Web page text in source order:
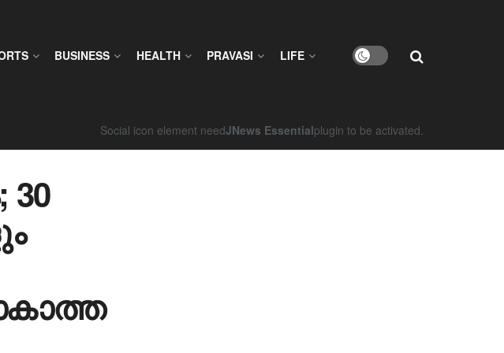
BUSINESS HEALTH PRAVASI LIFE
Social icon element needJNews Essentialplugin to be activated.